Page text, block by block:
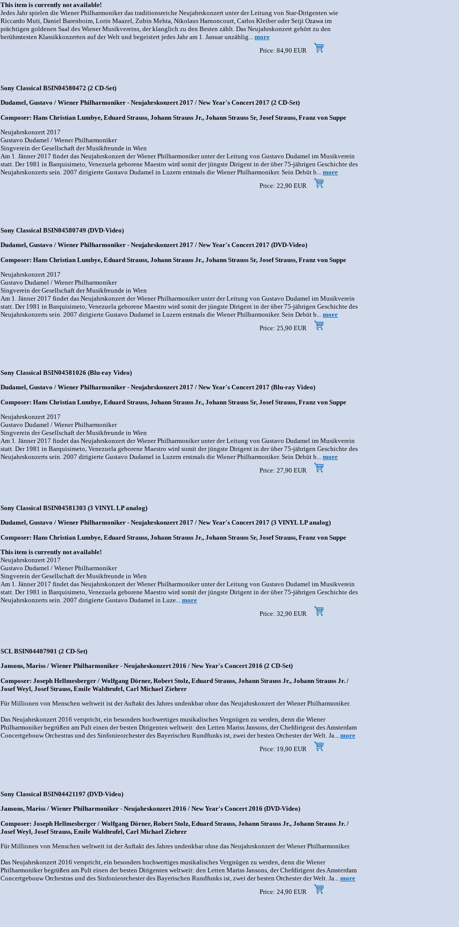
This item is currently not available!
Jedes Jahr spielen die Wiener Philharmoniker das traditionsreiche Neujahrskonzert unter der Leitung von Star-Dirigenten wie
Riccardo Muti, Daniel Barenboim, Lorin Maazel, Zubin Mehta, Nikolaus Harnoncourt, Carlos Kleiber oder Seiji Ozawa im
prächtigen goldenen Saal des Wiener Musikvereins, der klanglich zu den Besten zählt. Das Neujahrskonzert gehört zu den
berühmtesten Klassikkonzerten auf der Welt und begeistert jedes Jahr am 1. Januar unzählig... more
Price: 84,90 EUR
Sony Classical BSIN04580472 (2 CD-Set)
Dudamel, Gustavo / Wiener Philharmoniker - Neujahrskonzert 2017 / New Year's Concert 2017 (2 CD-Set)
Composer: Hans Christian Lumbye, Eduard Strauss, Johann Strauss Jr., Johann Strauss Sr, Josef Strauss, Franz von Suppe
Neujahrskonzert 2017
Gustavo Dudamel / Wiener Philharmoniker
Singverein der Gesellschaft der Musikfreunde in Wien
Am 1. Jänner 2017 findet das Neujahrskonzert der Wiener Philharmoniker unter der Leitung von Gustavo Dudamel im Musikverein
statt. Der 1981 in Barquisimeto, Venezuela geborene Maestro wird somit der jüngste Dirigent in der über 75-jährigen Geschichte des
Neujahrskonzerts sein. 2007 dirigierte Gustavo Dudamel in Luzern erstmals die Wiener Philharmoniker. Sein Debüt b... more
Price: 22,90 EUR
Sony Classical BSIN04580749 (DVD-Video)
Dudamel, Gustavo / Wiener Philharmoniker - Neujahrskonzert 2017 / New Year's Concert 2017 (DVD-Video)
Composer: Hans Christian Lumbye, Eduard Strauss, Johann Strauss Jr., Johann Strauss Sr, Josef Strauss, Franz von Suppe
Neujahrskonzert 2017
Gustavo Dudamel / Wiener Philharmoniker
Singverein der Gesellschaft der Musikfreunde in Wien
Am 1. Jänner 2017 findet das Neujahrskonzert der Wiener Philharmoniker unter der Leitung von Gustavo Dudamel im Musikverein
statt. Der 1981 in Barquisimeto, Venezuela geborene Maestro wird somit der jüngste Dirigent in der über 75-jährigen Geschichte des
Neujahrskonzerts sein. 2007 dirigierte Gustavo Dudamel in Luzern erstmals die Wiener Philharmoniker. Sein Debüt b... more
Price: 25,90 EUR
Sony Classical BSIN04581026 (Blu-ray Video)
Dudamel, Gustavo / Wiener Philharmoniker - Neujahrskonzert 2017 / New Year's Concert 2017 (Blu-ray Video)
Composer: Hans Christian Lumbye, Eduard Strauss, Johann Strauss Jr., Johann Strauss Sr, Josef Strauss, Franz von Suppe
Neujahrskonzert 2017
Gustavo Dudamel / Wiener Philharmoniker
Singverein der Gesellschaft der Musikfreunde in Wien
Am 1. Jänner 2017 findet das Neujahrskonzert der Wiener Philharmoniker unter der Leitung von Gustavo Dudamel im Musikverein
statt. Der 1981 in Barquisimeto, Venezuela geborene Maestro wird somit der jüngste Dirigent in der über 75-jährigen Geschichte des
Neujahrskonzerts sein. 2007 dirigierte Gustavo Dudamel in Luzern erstmals die Wiener Philharmoniker. Sein Debüt b... more
Price: 27,90 EUR
Sony Classical BSIN04581303 (3 VINYL LP analog)
Dudamel, Gustavo / Wiener Philharmoniker - Neujahrskonzert 2017 / New Year's Concert 2017 (3 VINYL LP analog)
Composer: Hans Christian Lumbye, Eduard Strauss, Johann Strauss Jr., Johann Strauss Sr, Josef Strauss, Franz von Suppe
This item is currently not available!
Neujahrskonzert 2017
Gustavo Dudamel / Wiener Philharmoniker
Singverein der Gesellschaft der Musikfreunde in Wien
Am 1. Jänner 2017 findet das Neujahrskonzert der Wiener Philharmoniker unter der Leitung von Gustavo Dudamel im Musikverein
statt. Der 1981 in Barquisimeto, Venezuela geborene Maestro wird somit der jüngste Dirigent in der über 75-jährigen Geschichte des
Neujahrskonzerts sein. 2007 dirigierte Gustavo Dudamel in Luze... more
Price: 32,90 EUR
SCL BSIN04407901 (2 CD-Set)
Jansons, Mariss / Wiener Philharmoniker - Neujahrskonzert 2016 / New Year's Concert 2016 (2 CD-Set)
Composer: Joseph Hellmesberger / Wolfgang Dörner, Robert Stolz, Eduard Strauss, Johann Strauss Jr., Johann Strauss Jr. /
Josef Weyl, Josef Strauss, Emile Waldteufel, Carl Michael Ziehrer
Für Millionen von Menschen weltweit ist der Auftakt des Jahres undenkbar ohne das Neujahrskonzert der Wiener Philharmoniker.
Das Neujahrskonzert 2016 verspricht, ein besonders hochwertiges musikalisches Vergnügen zu werden, denn die Wiener
Philharmoniker begrüßen am Pult einen der besten Dirigenten weltweit: den Letten Mariss Jansons, der Chefdirigent des Amsterdam
Concertgebouw Orchestras und des Sinfonieorchester des Bayerischen Rundfunks ist, zwei der besten Orchester der Welt. Ja... more
Price: 19,90 EUR
Sony Classical BSIN04421197 (DVD-Video)
Jansons, Mariss / Wiener Philharmoniker - Neujahrskonzert 2016 / New Year's Concert 2016 (DVD-Video)
Composer: Joseph Hellmesberger / Wolfgang Dörner, Robert Stolz, Eduard Strauss, Johann Strauss Jr., Johann Strauss Jr. /
Josef Weyl, Josef Strauss, Emile Waldteufel, Carl Michael Ziehrer
Für Millionen von Menschen weltweit ist der Auftakt des Jahres undenkbar ohne das Neujahrskonzert der Wiener Philharmoniker.
Das Neujahrskonzert 2016 verspricht, ein besonders hochwertiges musikalisches Vergnügen zu werden, denn die Wiener
Philharmoniker begrüßen am Pult einen der besten Dirigenten weltweit: den Letten Mariss Jansons, der Chefdirigent des Amsterdam
Concertgebouw Orchestras und des Sinfonieorchester des Bayerischen Rundfunks ist, zwei der besten Orchester der Welt. Ja... more
Price: 24,90 EUR